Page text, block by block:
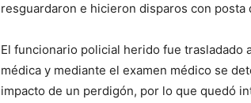
resguardaron e hicieron disparos con
El funcionario policial herido fue trasladado
médica y mediante el examen médico se
impacto de un perdigón, por lo que quedó